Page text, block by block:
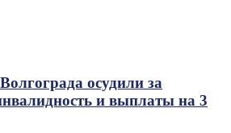
осудили за
и выплаты на 3